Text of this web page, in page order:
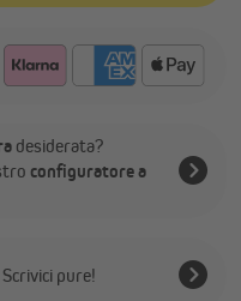
desiderata?
configuratore a
pure!